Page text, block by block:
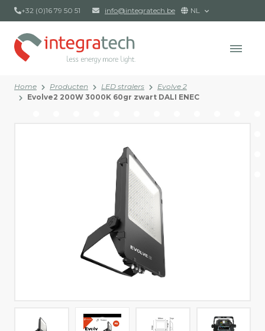
+32 (0)16 79 50 51 info@integratech.be NL
Home Producten LED stralers
Evolve 2
Evolve2 200W 3000K 60gr zwart DALI ENEC